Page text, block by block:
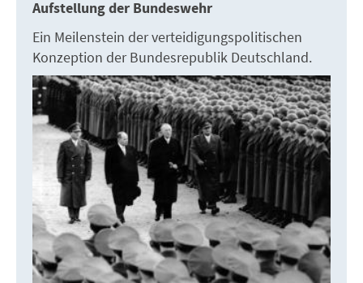
Aufstellung der Bundeswehr
Ein Meilenstein der verteidigungspolitischen
Konzeption der Bundesrepublik Deutschland.